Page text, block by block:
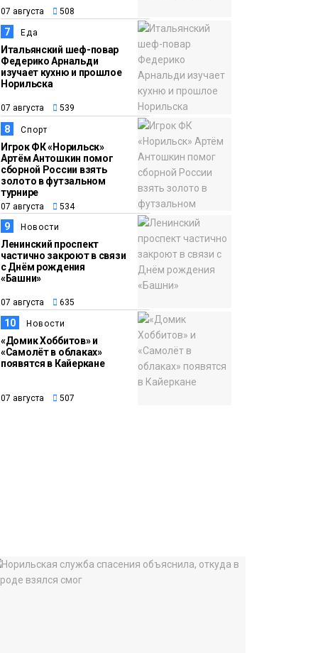
07 августа 508
7 Еда
Итальянский шеф-повар
Федерико Арнальди
изучает кухню и прошлое
Норильска
07 августа 539
8 Спорт
Игрок ФК «Норильск»
Артём Антошкин помог
сборной России взять
золото в футзальном
турнире
07 августа 534
9 Новости
Ленинский проспект
частично закроют в связи
с Днём рождения
«Башни»
07 августа 635
10 Новости
«Домик Хоббитов» и
«Самолёт в облаках»
появятся в Кайеркане
07 августа 507